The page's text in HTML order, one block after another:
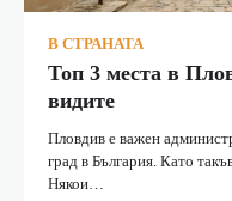
В СТРАНАТА
Топ 3 места в
видите
Пловдив е важен
град в България. Като
Някои…